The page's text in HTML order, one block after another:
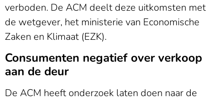
verboden. De ACM deelt deze uitkomsten met
de wetgever, het ministerie van Economische
Zaken en Klimaat (EZK).
Consumenten negatief over verkoop
aan de deur
De ACM heeft onderzoek laten doen naar de